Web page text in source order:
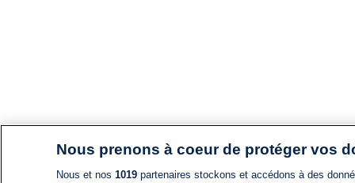
Nous prenons à coeur de protéger vos
Nous et nos 1019partenaires stockons et accédons à des